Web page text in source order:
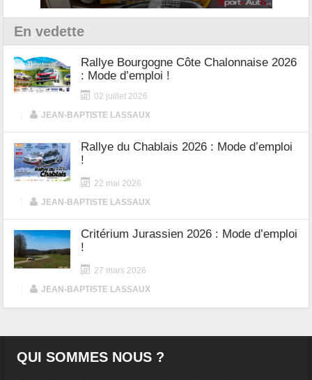
En vedette
Rallye Bourgogne Côte Chalonnaise 2026
: Mode d’emploi !
02 juillet 2026
JEAN-BAPTISTE LASSAUX
Rallye du Chablais 2026 : Mode d’emploi
!
22 mai 2026
JEAN-BAPTISTE LASSAUX
Critérium Jurassien 2026 : Mode d’emploi
!
27 mars 2026
JEAN-BAPTISTE LASSAUX
QUI SOMMES NOUS ?